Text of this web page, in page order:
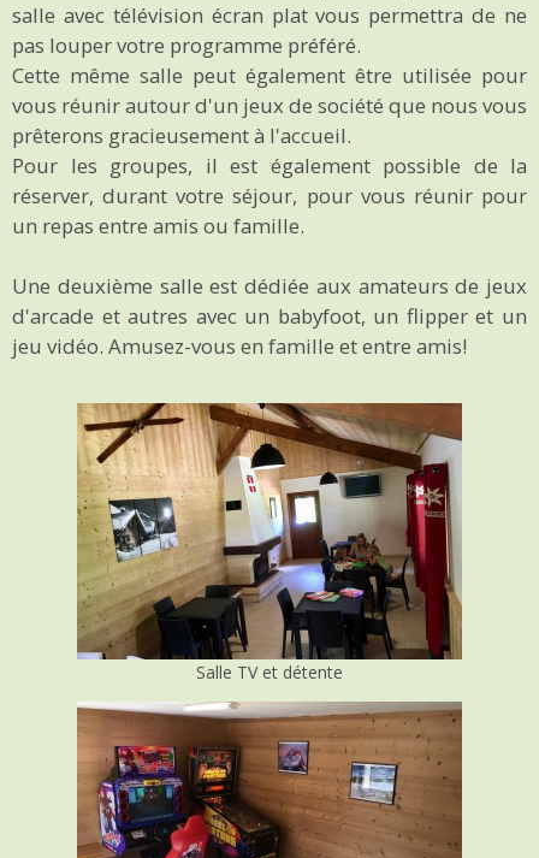
salle avec télévision écran plat vous permettra de ne
pas louper votre programme préféré.
Cette même salle peut également être utilisée pour
vous réunir autour d'un jeux de société que nous vous
prêterons gracieusement à l'accueil.
Pour les groupes, il est également possible de la
réserver, durant votre séjour, pour vous réunir pour
un repas entre amis ou famille.
Une deuxième salle est dédiée aux amateurs de jeux
d'arcade et autres avec un babyfoot, un flipper et un
jeu vidéo. Amusez-vous en famille et entre amis!